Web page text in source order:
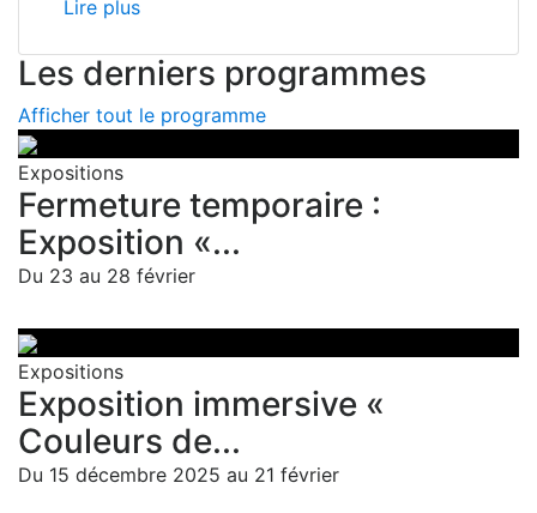
Lire plus
Les derniers programmes
Afficher tout le programme
Expositions
Fermeture temporaire :
Exposition «...
Du 23 au 28 février
Expositions
Exposition immersive «
Couleurs de...
Du 15 décembre 2025 au 21 février